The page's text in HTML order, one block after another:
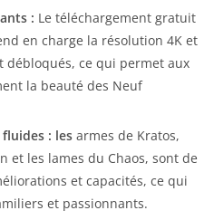
: Le téléchargement gratuit
en charge la résolution 4K et
débloqués, ce qui permet aux
la beauté des Neuf
: les armes de Kratos,
et les lames du Chaos, sont de
et capacités, ce qui
et passionnants.